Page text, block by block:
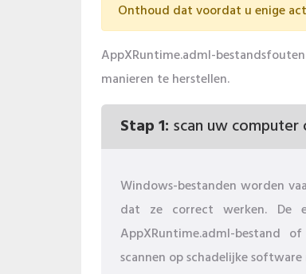
Onthoud dat voordat u enige
AppXRuntime.adml-
manieren te herstellen.
Stap 1: scan uw
Windows-bestanden worden
dat ze correct werken. De
AppXRuntime.adml-bestand
scannen op schadelijke